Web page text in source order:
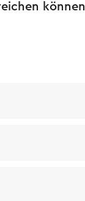
können